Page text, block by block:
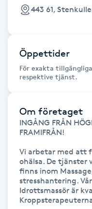
G
Gel naglar
Gelenaglar
Gellack
Gravidmassage
Gravidyoga
443 61,
Öppettider
För exakta
respektive tjänst.
Om företaget
INGÅNG FRÅN
FRAMIFRÅN!
Vi arbetar med att
ohälsa. De tjänster
finns inom
stresshantering.
Idrottsmassör är